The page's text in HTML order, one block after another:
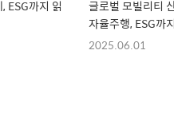
ESG까지 읽
글로벌 모빌리티
자율주행, ESG까
2025.06.01